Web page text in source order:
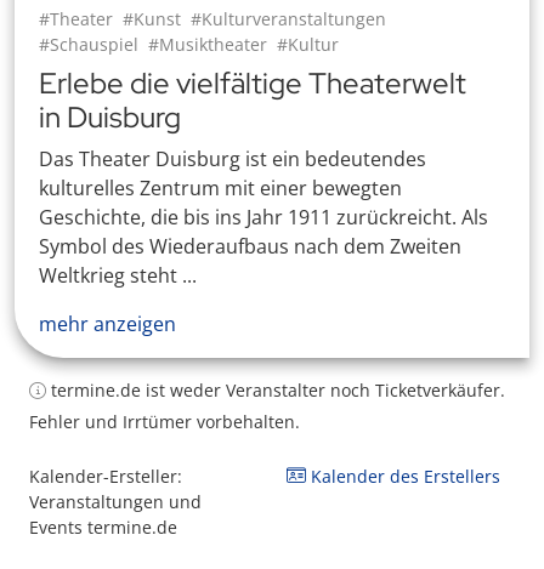
#Theater #Kunst #Kulturveranstaltungen
#Schauspiel #Musiktheater #Kultur
Erlebe die vielfältige Theaterwelt
in Duisburg
Das Theater Duisburg ist ein bedeutendes
kulturelles Zentrum mit einer bewegten
Geschichte, die bis ins Jahr 1911 zurückreicht. Als
Symbol des Wiederaufbaus nach dem Zweiten
Weltkrieg steht ...
mehr anzeigen
termine.de ist weder Veranstalter noch Ticketverkäufer.
Fehler und Irrtümer vorbehalten.
Kalender-Ersteller:
Veranstaltungen und
Events termine.de
Kalender des Erstellers